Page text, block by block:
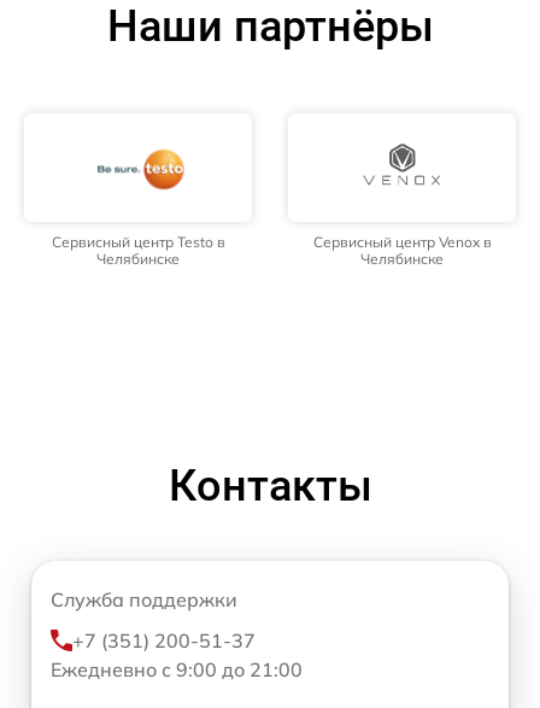
Наши партнёры
Сервисный центр Testo в
Челябинске
Сервисный центр Venox в
Челябинске
Контакты
Служба поддержки
+7 (351) 200-51-37
Ежедневно с 9:00 до 21:00